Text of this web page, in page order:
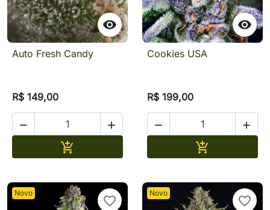

Auto Fresh Candy
R$ 149,00
 


Cookies USA
R$ 199,00
 

Novo
favorite_border
Novo
favorite_border